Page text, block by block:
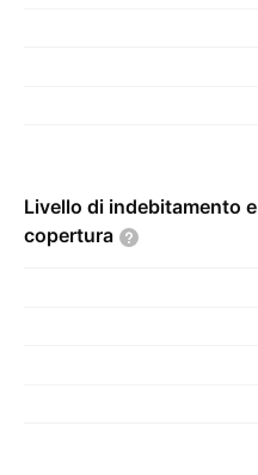
Livello di indebitamento e
copertura